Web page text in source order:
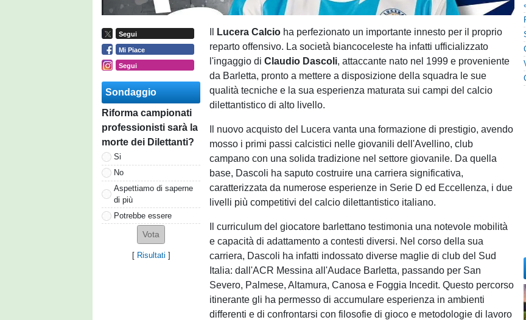
Segui
Mi Piace
Segui
Sondaggio
Riforma campionati
professionisti sarà la
morte dei Dilettanti?
Si
No
Aspettiamo di saperne
di più
Potrebbe essere
[ Risultati ]
Lucera Calcio ha perfezionato un importante innesto per il proprio
reparto offensivo. La società biancoceleste ha infatti ufficializzato
l'ingaggio diClaudio Dascoli, attaccante nato nel 1999 e proveniente
da Barletta, pronto a mettere a disposizione della squadra le sue
qualità tecniche e la sua esperienza maturata sui campi del calcio
dilettantistico di alto livello.
Il nuovo acquisto del Lucera vanta una formazione di prestigio, avendo
mosso i primi passi calcistici nelle giovanili dell'Avellino, club
campano con una solida tradizione nel settore giovanile. Da quella
base, Dascoli ha saputo costruire una carriera significativa,
caratterizzata da numerose esperienze in Serie D ed Eccellenza, i due
livelli più competitivi del calcio dilettantistico italiano.
Il curriculum del giocatore barlettano testimonia una notevole mobilità
e capacità di adattamento a contesti diversi. Nel corso della sua
carriera, Dascoli ha infatti indossato diverse maglie di club del Sud
Italia: dall'ACR Messina all'Audace Barletta, passando per San
Severo, Palmese, Altamura, Canosa e Foggia Incedit. Questo percorso
itinerante gli ha permesso di accumulare esperienza in ambienti
differenti e di confrontarsi con filosofie di gioco e metodologie di lavoro